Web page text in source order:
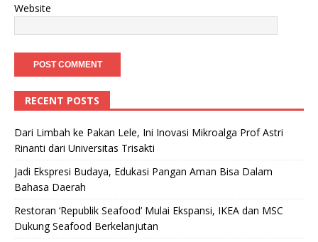
Website
RECENT POSTS
Dari Limbah ke Pakan Lele, Ini Inovasi Mikroalga Prof Astri
Rinanti dari Universitas Trisakti
Jadi Ekspresi Budaya, Edukasi Pangan Aman Bisa Dalam
Bahasa Daerah
Restoran ‘Republik Seafood’ Mulai Ekspansi, IKEA dan MSC
Dukung Seafood Berkelanjutan